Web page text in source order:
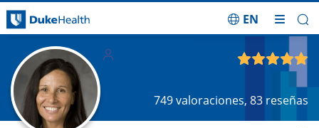
EN
749valoraciones, 83 reseñas